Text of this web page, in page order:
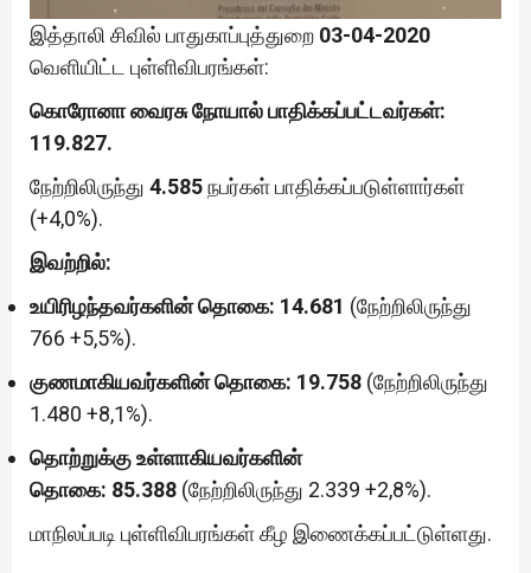
இத்தாலி சிவில் பாதுகாப்புத்துறை 03-04-2020
வெளியிட்ட புள்ளிவிபரங்கள்:
கொரோனா வைரசு நோயால் பாதிக்கப்பட்டவர்கள்:
119.827.
நேற்றிலிருந்து 4.585நபர்கள் பாதிக்கப்படுள்ளார்கள்
(+4,0%).
இவற்றில்:
உயிரிழந்தவர்களின் தொகை: 14.681 (நேற்றிலிருந்து
766 +5,5%).
குணமாகியவர்களின் தொகை: 19.758 (நேற்றிலிருந்து
1.480 +8,1%).
தொற்றுக்கு உள்ளாகியவர்களின்
தொகை: 85.388 (நேற்றிலிருந்து 2.339 +2,8%).
மாநிலப்படி புள்ளிவிபரங்கள் கீழ இணைக்கப்பட்டுள்ளது.